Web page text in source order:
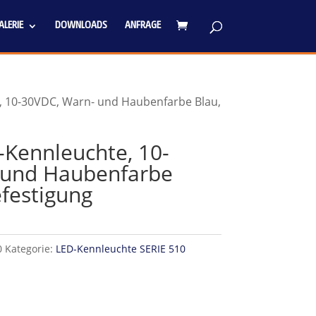
DOWNLOADS ANFRAGE
10-30VDC, Warn- und Haubenfarbe Blau,
Kennleuchte, 10-
Haubenfarbe
Kategorie: LED-Kennleuchte SERIE 510